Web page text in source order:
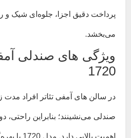
پرداخت دقیق اجزا، جلوه‌ای شیک
می‌بخشد.
ویژگی‌ های صندلی
1720
در سالن‌ های آمفی‌ تئاتر افراد مدت
صندلی می‌نشینند؛ بنابراین راحتی،
اهمیت بالایی